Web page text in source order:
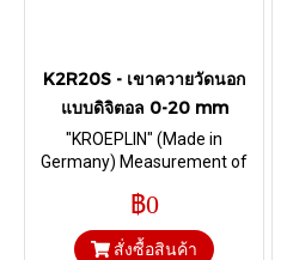
K2R20S - เขาควายวัดนอก
แบบดิจิตอล 0-20 mm
"KROEPLIN" (Made in
Germany) Measurement of
Range 0-20 mm. & Depth 85
mm. Chisel R 0,4 mm
฿0
สั่งซื้อสินค้า